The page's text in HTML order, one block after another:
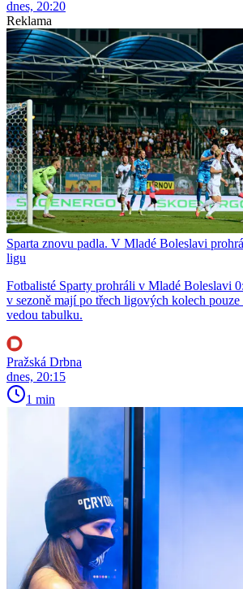
dnes, 20:20
Reklama
Sparta znovu padla. V Mladé Boleslavi
ligu
Fotbalisté Sparty prohráli v Mladé Boleslavi
v sezoně mají po třech ligových kolech pouze
vedou tabulku.
Pražská Drbna
dnes, 20:15
1 min